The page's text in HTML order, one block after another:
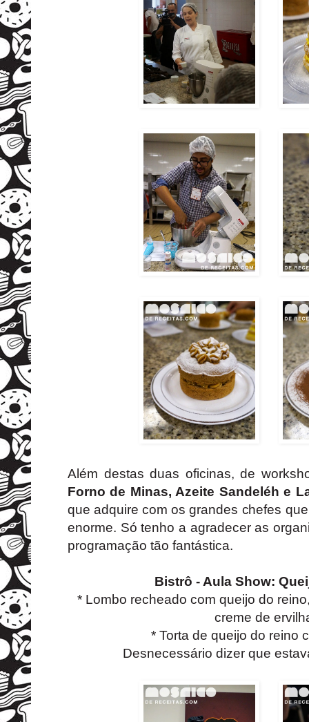
Além destas duas oficinas, de
Forno de Minas, Azeite Sandeléh e
que adquire com os grandes chefes
enorme. Só tenho a agradecer as
programação tão fantástica.
Bistrô - Aula Show:
* Lombo recheado com queijo do
creme de
* Torta de queijo do reino
Desnecessário dizer que